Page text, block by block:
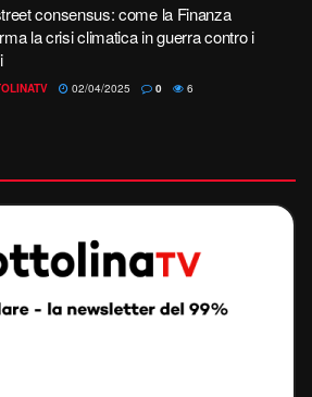
consensus: come la Finanza
la crisi climatica in guerra contro i
02/04/2025 0 6